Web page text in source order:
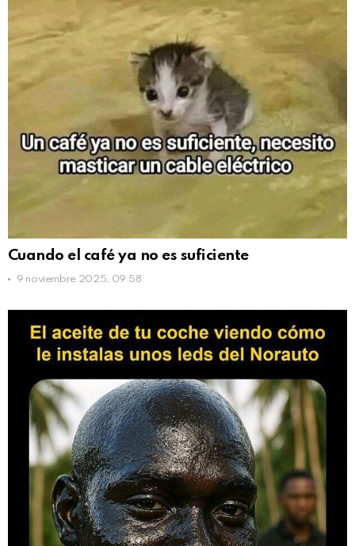
Cuando el café ya no es suficiente
9 noviembre 2025, 09:58